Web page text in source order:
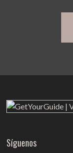
Síguenos